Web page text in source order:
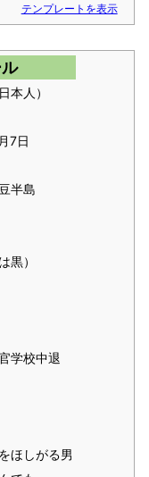
テンプレートを表示
日本人）
7日
半島
黒）
学校中退
ほしがる男